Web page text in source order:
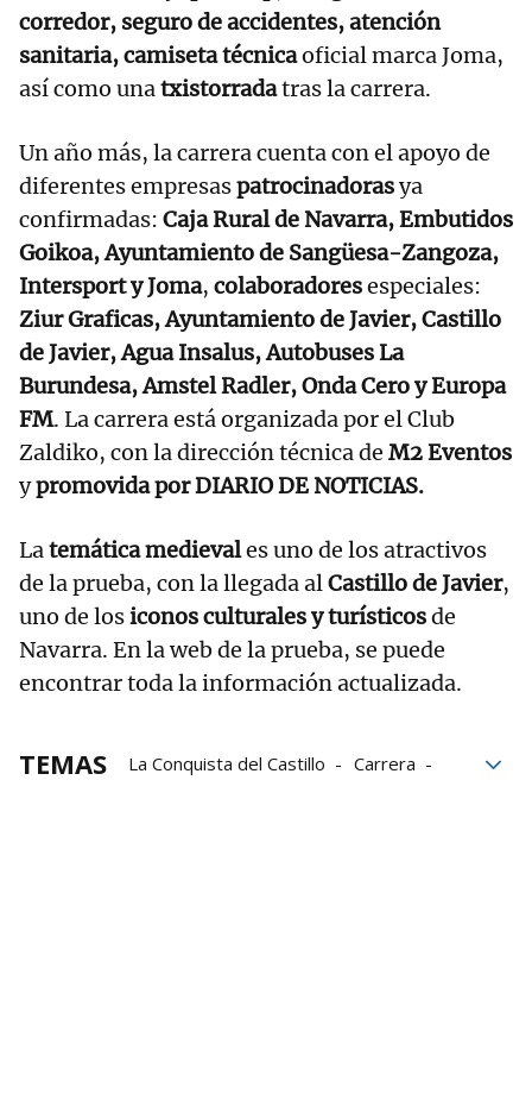
corredor, seguro de accidentes, atención
sanitaria, camiseta técnicaoficial marca Joma,
así como unatxistorradatras la carrera.
Un año más, la carrera cuenta con el apoyo de
diferentes empresaspatrocinadorasya
confirmadas: Caja Rural de Navarra, Embutidos
Goikoa, Ayuntamiento de Sangüesa-Zangoza,
Intersport y Joma, colaboradoresespeciales:
Ziur Graficas, Ayuntamiento de Javier, Castillo
de Javier, Agua Insalus, Autobuses La
Burundesa, Amstel Radler, Onda Cero y Europa
FM. La carrera está organizada por el Club
Zaldiko, con la dirección técnica de M2 Eventos
ypromovida por DIARIO DE NOTICIAS.
Latemática medievales uno de los atractivos
de la prueba, con la llegada alCastillo de Javier,
uno de losiconos culturales y turísticosde
Navarra. En la web de la prueba, se puede
encontrar toda la información actualizada.
TEMAS La Conquista del Castillo
Carrera